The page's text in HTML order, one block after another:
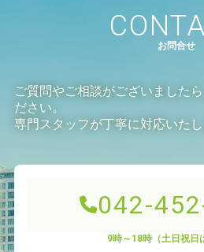
お問合せ
ご質問やご相談がございました
ださい。
専門スタッフが丁寧に対応いたし
042-
9時～18時（土日祝日